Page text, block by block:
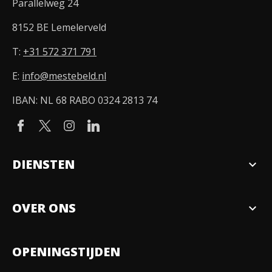
Parallelweg 24
8152 BE Lemelerveld
T: +31 572 371 791
E: info@mestebeld.nl
IBAN: NL 68 RABO 0324 2813 74
DIENSTEN expand_more
OVER ONS expand_more
Organisatie
OPENINGSTIJDEN